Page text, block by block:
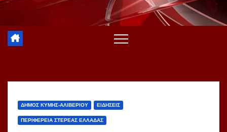
ΔΗΜΟΣ ΚΥΜΗΣ-ΑΛΙΒΕΡΙΟΥ ΕΙΔΗΣΕΙΣ
ΠΕΡΙΦΕΡΕΙΑ ΣΤΕΡΕΑΣ ΕΛΛΑΔΑΣ